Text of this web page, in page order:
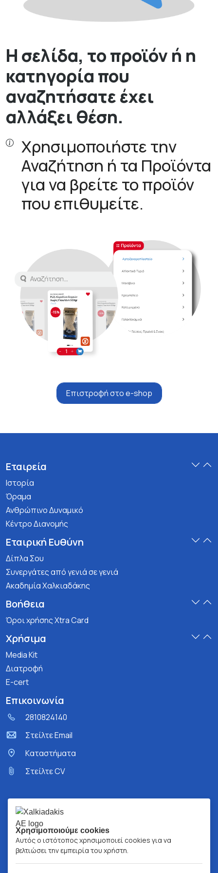
Η σελίδα, το προϊόν ή η
κατηγορία που
αναζητήσατε έχει
αλλάξει θέση.
Χρησιμοποιήστε την
Αναζήτηση ή τα Προϊόντα
για να βρείτε το προϊόν
που επιθυμείτε.
Επιστροφή στο e-shop
Εταιρεία
Ιστορία
Όραμα
Ανθρώπινο Δυναμικό
Κέντρο Διανομής
Εταιρική Ευθύνη
Δίπλα Σου
Συνεργάτες από γενιά σε γενιά
Ακαδημία Χαλκιαδάκης
Βοήθεια
Όροι χρήσης Xtra Card
Χρήσιμα
Media Kit
Διατροφή
E-cert
Επικοινωνία
2810824140
Στείλτε Email
Kαταστήματα
Στείλτε CV
Χρησιμοποιούμε cookies
Αυτός ο ιστότοπος χρησιμοποιεί cookies για να
βελτιώσει την εμπειρία του χρήστη.